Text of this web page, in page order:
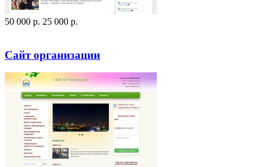
50 000 p. 25 000 p.
Сайт организации